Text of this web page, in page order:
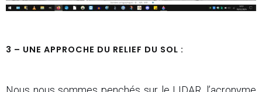
3 – UNE APPROCHE DU RELIEF DU SOL :